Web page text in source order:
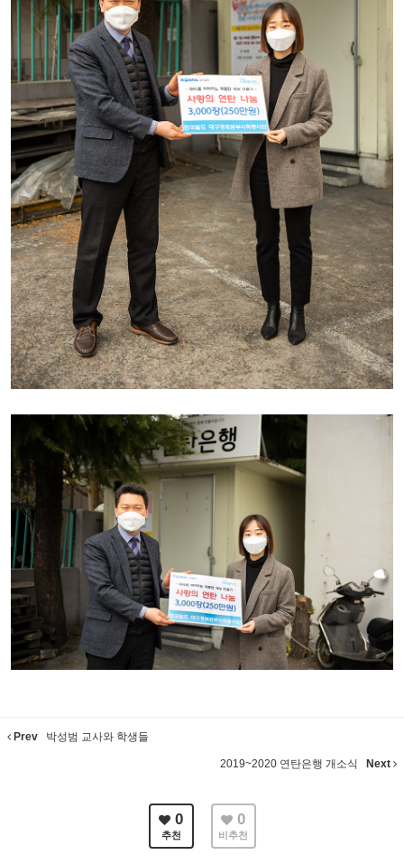
Prev 박성범 교사와 학생들
2019~2020 연탄은행 개소식 Next
0
추천
0
비추천